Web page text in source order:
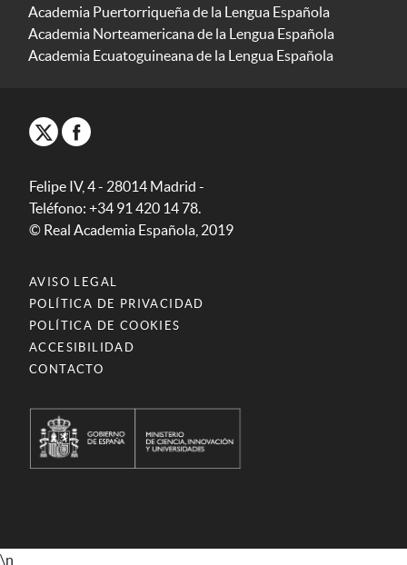
Academia Puertorriqueña de la Lengua Española
Academia Norteamericana de la Lengua Española
Academia Ecuatoguineana de la Lengua Española
Felipe IV, 4 - 28014 Madrid -
Teléfono: +34 91 420 14 78.
© Real Academia Española, 2019
AVISO LEGAL
POLÍTICA DE PRIVACIDAD
POLÍTICA DE COOKIES
ACCESIBILIDAD
CONTACTO
\n